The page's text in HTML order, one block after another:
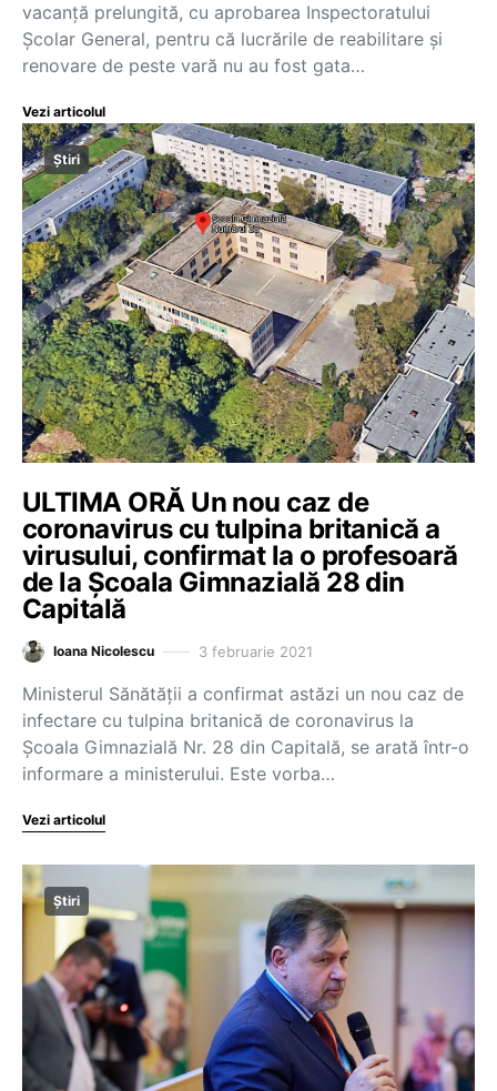
vacanță prelungită, cu aprobarea Inspectoratului
Școlar General, pentru că lucrările de reabilitare și
renovare de peste vară nu au fost gata…
Vezi articolul
Știri
ULTIMA ORĂ Un nou caz de
coronavirus cu tulpina britanică a
virusului, confirmat la o profesoară
de la Școala Gimnazială 28 din
Capitală
Ioana Nicolescu 3 februarie 2021
Ministerul Sănătății a confirmat astăzi un nou caz de
infectare cu tulpina britanică de coronavirus la
Școala Gimnazială Nr. 28 din Capitală, se arată într-o
informare a ministerului. Este vorba…
Vezi articolul
Știri